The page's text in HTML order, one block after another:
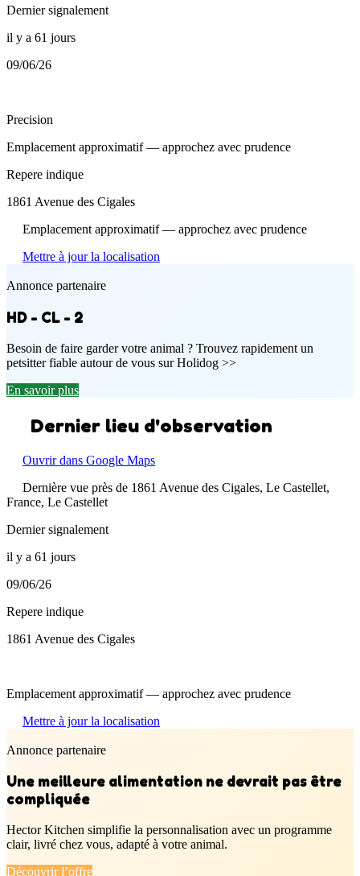
Dernier signalement
il y a 61 jours
09/06/26
Precision
Emplacement approximatif — approchez avec prudence
Repere indique
1861 Avenue des Cigales
Emplacement approximatif — approchez avec prudence
Mettre à jour la localisation
Annonce partenaire
HD - CL - 2
Besoin de faire garder votre animal ? Trouvez rapidement un
petsitter fiable autour de vous sur Holidog >>
En savoir plus
Dernier lieu d'observation
Ouvrir dans Google Maps
Dernière vue près de 1861 Avenue des Cigales, Le Castellet,
France, Le Castellet
Dernier signalement
il y a 61 jours
09/06/26
Repere indique
1861 Avenue des Cigales
Emplacement approximatif — approchez avec prudence
Mettre à jour la localisation
Annonce partenaire
Une meilleure alimentation ne devrait pas être
compliquée
Hector Kitchen simplifie la personnalisation avec un programme
clair, livré chez vous, adapté à votre animal.
Découvrir l’offre